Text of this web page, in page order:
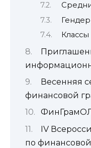
Классы
Весенняя
финансовой
IV
по